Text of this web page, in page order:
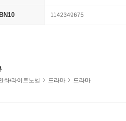
1142349675
화/라이트노벨 드라마 드라마